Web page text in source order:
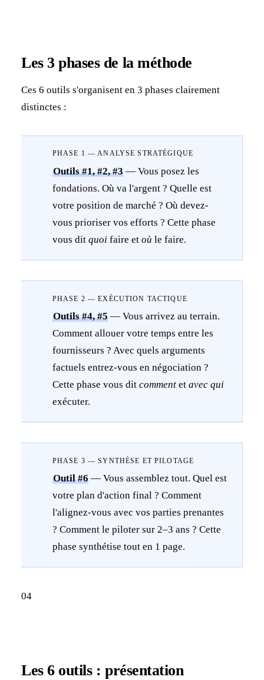
Les 3 phases de la méthode
Ces 6 outils s'organisent en 3 phases clairement
distinctes :
PHASE 1 — ANALYSE STRATÉGIQUE
Outils #1, #2, #3 — Vous posez les
fondations. Où va l'argent ? Quelle est
votre position de marché ? Où devez-
vous prioriser vos efforts ? Cette phase
vous dit quoi faire et où le faire.
PHASE 2 — EXÉCUTION TACTIQUE
Outils #4, #5 — Vous arrivez au terrain.
Comment allouer votre temps entre les
fournisseurs ? Avec quels arguments
factuels entrez-vous en négociation ?
Cette phase vous dit commentet avec qui
exécuter.
PHASE 3 — SYNTHÈSE ET PILOTAGE
Outil #6 — Vous assemblez tout. Quel est
votre plan d'action final ? Comment
l'alignez-vous avec vos parties prenantes
? Comment le piloter sur 2–3 ans ? Cette
phase synthétise tout en 1 page.
04
Les 6 outils : présentation